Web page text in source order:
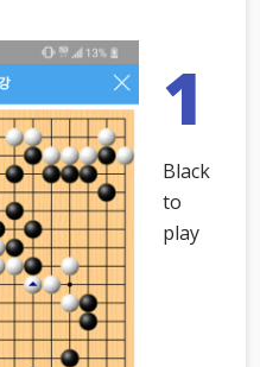
1
Black
to
play